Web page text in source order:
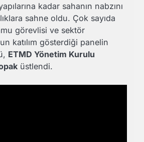
kadar sahanın nabzını
sahne oldu. Çok sayıda
görevlisi ve sektör
katılım gösterdiği panelin
ETMD Yönetim Kurulu
üstlendi.